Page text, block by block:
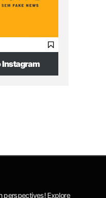
Instagram
perspectives! Explore